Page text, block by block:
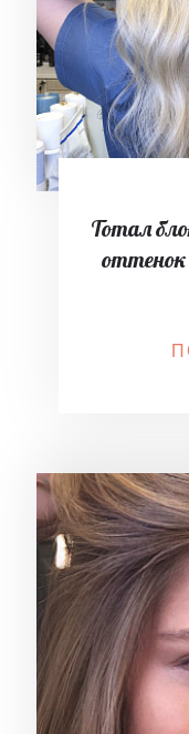
Тотал
оттенок